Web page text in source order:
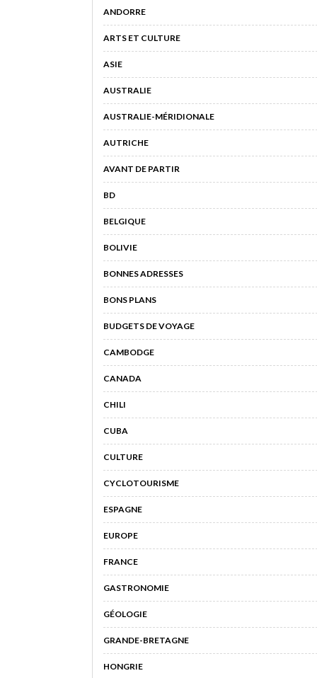
ANDORRE
ARTS ET CULTURE
ASIE
AUSTRALIE
AUSTRALIE-MÉRIDIONALE
AUTRICHE
AVANT DE PARTIR
BD
BELGIQUE
BOLIVIE
BONNES ADRESSES
BONS PLANS
BUDGETS DE VOYAGE
CAMBODGE
CANADA
CHILI
CUBA
CULTURE
CYCLOTOURISME
ESPAGNE
EUROPE
FRANCE
GASTRONOMIE
GÉOLOGIE
GRANDE-BRETAGNE
HONGRIE